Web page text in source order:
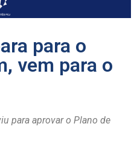
para o
vem para o
para aprovar o Plano de